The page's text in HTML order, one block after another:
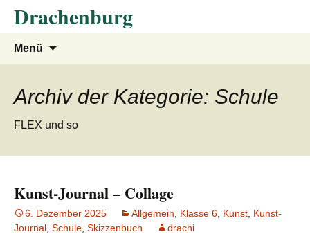
Drachenburg
Menü
Archiv der Kategorie: Schule
FLEX und so
Kunst-Journal – Collage
6. Dezember 2025 Allgemein Klasse 6 Kunst Kunst-
Journal Schule Skizzenbuch drachi